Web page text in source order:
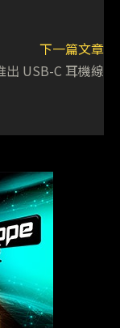
下一篇文章
出 USB-C 耳機線